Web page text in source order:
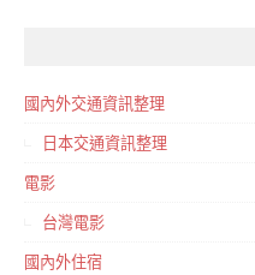
國內外交通資訊整理
日本交通資訊整理
電影
台灣電影
國內外住宿